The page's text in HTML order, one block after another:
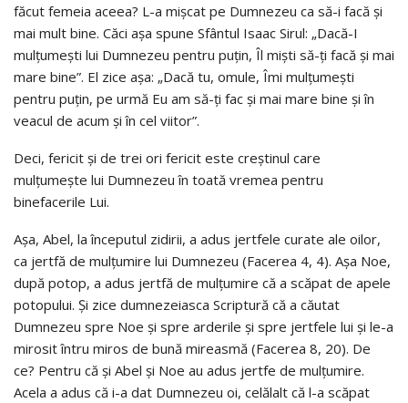
făcut femeia aceea? L-a mişcat pe Dumnezeu ca să-i facă şi
mai mult bine. Căci aşa spune Sfântul Isaac Sirul: „Dacă-I
mulţumeşti lui Dumnezeu pentru puţin, Îl mişti să-ţi facă şi mai
mare bine”. El zice aşa: „Dacă tu, omule, Îmi mulţumeşti
pentru puţin, pe urmă Eu am să-ţi fac şi mai mare bine şi în
veacul de acum şi în cel viitor”.
Deci, fericit şi de trei ori fericit este creştinul care
mulţumeşte lui Dumnezeu în toată vremea pentru
binefacerile Lui.
Aşa, Abel, la începutul zidirii, a adus jertfele curate ale oilor,
ca jertfă de mulţumire lui Dumnezeu (Facerea 4, 4). Aşa Noe,
după potop, a adus jertfă de mulţumire că a scăpat de apele
potopului. Şi zice dumnezeiasca Scriptură că a căutat
Dumnezeu spre Noe şi spre arderile şi spre jertfele lui şi le-a
mirosit întru miros de bună mireasmă (Facerea 8, 20). De
ce? Pentru că şi Abel şi Noe au adus jertfe de mulţumire.
Acela a adus că i-a dat Dumnezeu oi, celălalt că l-a scăpat